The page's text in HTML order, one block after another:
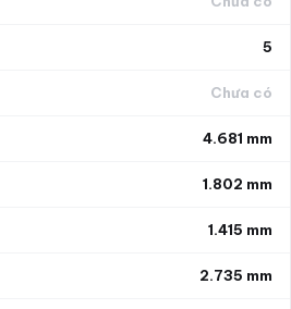
5
Chưa có
4.681 mm
1.802 mm
1.415 mm
2.735 mm